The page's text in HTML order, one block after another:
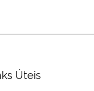
Úteis